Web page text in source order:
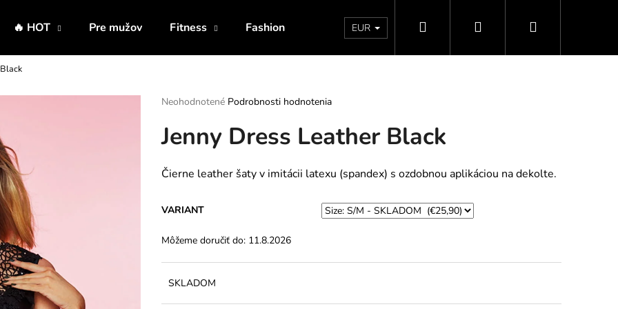
🔥 HOT Pre mužov Fitness Fashion Doprava a platby Vrátenie - Výmena - Reklamácia
EUR Hľadať PrihlásenieNákupný
Priemerné
produktu
je
z
5
Neohodnotené Podrobnosti hodnotenia
Jenny Dress Leather Black
Čierne leather šaty v imitácii latexu (spandex) s ozdobnou aplikáciou na dekolte.
VARIANT
Môžeme doručiť do: 11.8.2026
SKLADOM
Čo potrebujete nájsť?
HĽADAŤ